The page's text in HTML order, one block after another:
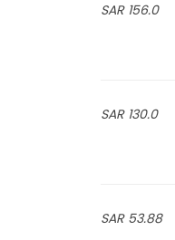
156.0 SAR
130.0 SAR
53.88 SAR